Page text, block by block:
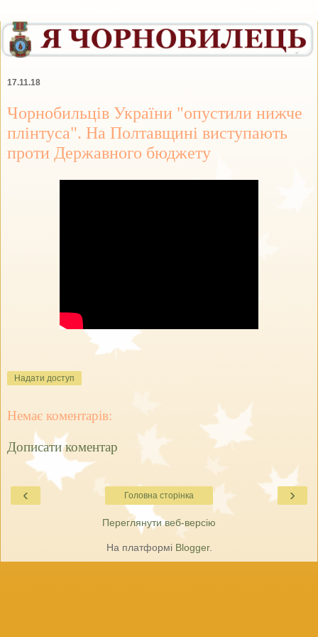
17.11.18
Чорнобильців України "опустили нижче
плінтуса". На Полтавщині виступають
проти Державного бюджету
Надати доступ
Немає коментарів:
Дописати коментар
‹ ›
Головна сторінка
Переглянути веб-версію
На платформі Blogger.